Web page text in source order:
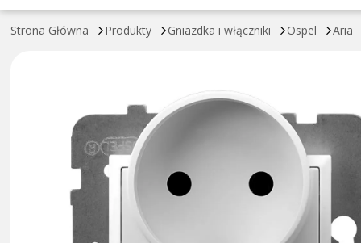
Strona Główna Produkty Gniazdka i włączniki Ospel Aria